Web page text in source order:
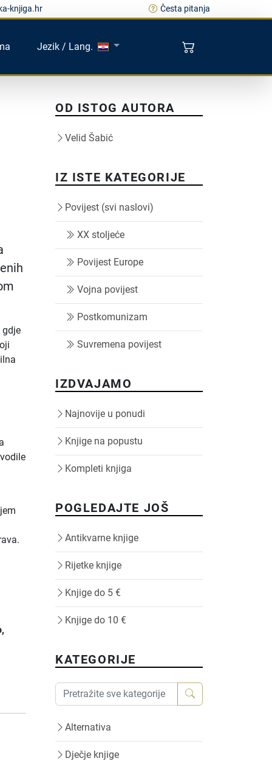
knjiga.hr Česta pitanja
Jezik / Lang.
gdje
,
OD ISTOG AUTORA
Velid Šabić
IZ ISTE KATEGORIJE
Povijest (svi naslovi)
XX stoljeće
Povijest Europe
Vojna povijest
Postkomunizam
Suvremena povijest
IZDVAJAMO
Najnovije u ponudi
Knjige na popustu
Kompleti knjiga
POGLEDAJTE JOŠ
Antikvarne knjige
Rijetke knjige
Knjige do 5 €
Knjige do 10 €
KATEGORIJE
Alternativa
Dječje knjige